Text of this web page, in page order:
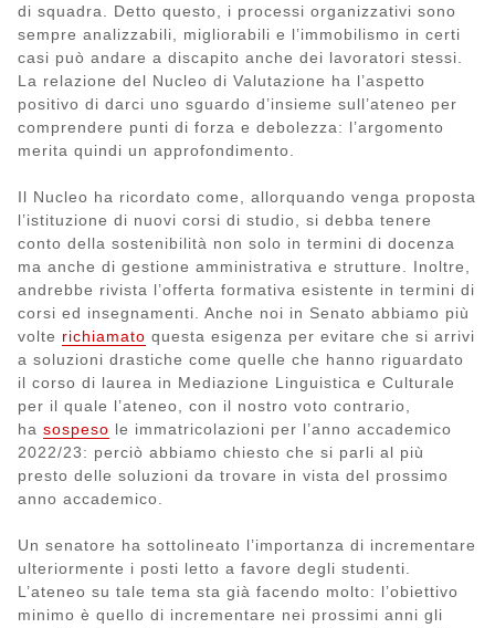
di squadra. Detto questo, i processi organizzativi sono
sempre analizzabili, migliorabili e l’immobilismo in certi
casi può andare a discapito anche dei lavoratori stessi.
La relazione del Nucleo di Valutazione ha l’aspetto
positivo di darci uno sguardo d’insieme sull’ateneo per
comprendere punti di forza e debolezza: l’argomento
merita quindi un approfondimento.
Il Nucleo ha ricordato come, allorquando venga proposta
l’istituzione di nuovi corsi di studio, si debba tenere
conto della sostenibilità non solo in termini di docenza
ma anche di gestione amministrativa e strutture. Inoltre,
andrebbe rivista l’offerta formativa esistente in termini di
corsi ed insegnamenti. Anche noi in Senato abbiamo più
volte richiamato questa esigenza per evitare che si arrivi
a soluzioni drastiche come quelle che hanno riguardato
il corso di laurea in Mediazione Linguistica e Culturale
per il quale l’ateneo, con il nostro voto contrario,
ha sospeso le immatricolazioni per l’anno accademico
2022/23: perciò abbiamo chiesto che si parli al più
presto delle soluzioni da trovare in vista del prossimo
anno accademico.
Un senatore ha sottolineato l’importanza di incrementare
ulteriormente i posti letto a favore degli studenti.
L’ateneo su tale tema sta già facendo molto: l’obiettivo
minimo è quello di incrementare nei prossimi anni gli